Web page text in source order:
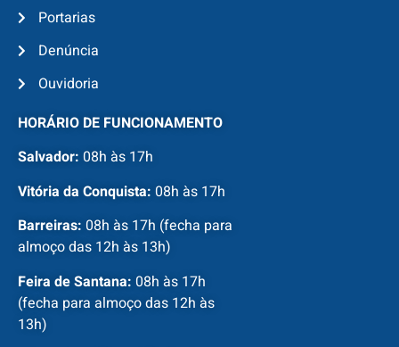
Portarias
Denúncia
Ouvidoria
HORÁRIO DE FUNCIONAMENTO
Salvador: 08h às 17h
Vitória da Conquista: 08h às 17h
Barreiras: 08h às 17h (fecha para
almoço das 12h às 13h)
Feira de Santana: 08h às 17h
(fecha para almoço das 12h às
13h)